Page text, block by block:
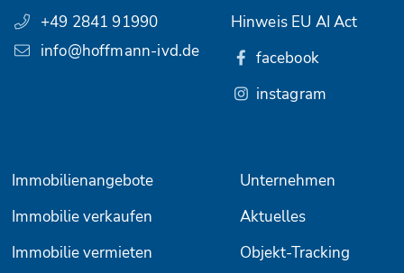
+49 2841 91990
info@hoffmann-ivd.de
Immobilienangebote
Unternehmen
Immobilie verkaufen
Aktuelles
Immobilie vermieten
Objekt-Tracking
Hinweis EU AI Act
facebook
instagram